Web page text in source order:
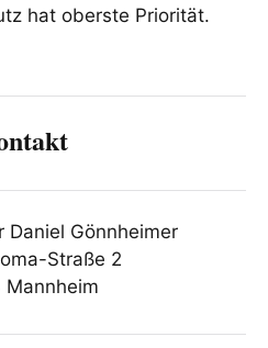
hat oberste Priorität.
Daniel Gönnheimer
Straße 2
Mannheim